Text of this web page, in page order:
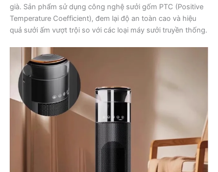
già. Sản phẩm sử dụng công nghệ sưởi gốm PTC (Positive
Temperature Coefficient), đem lại độ an toàn cao và hiệu
quả sưởi ấm vượt trội so với các loại máy sưởi truyền thống.